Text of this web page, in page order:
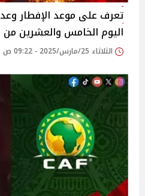
تعرف على موعد الإفطار
اليوم الخامس والعشرين
الثلاثاء 25/مارس/2025 - 09:22 ص